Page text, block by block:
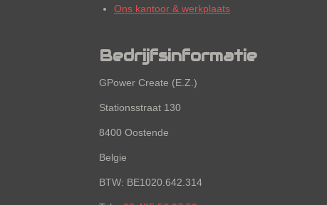
Ons kantoor & werkplaats
Bedrijfsinformatie
GPower Create (E.Z.)
Stationsstraat 130
8400 Oostende
Belgie
BTW: BE1020.642.314